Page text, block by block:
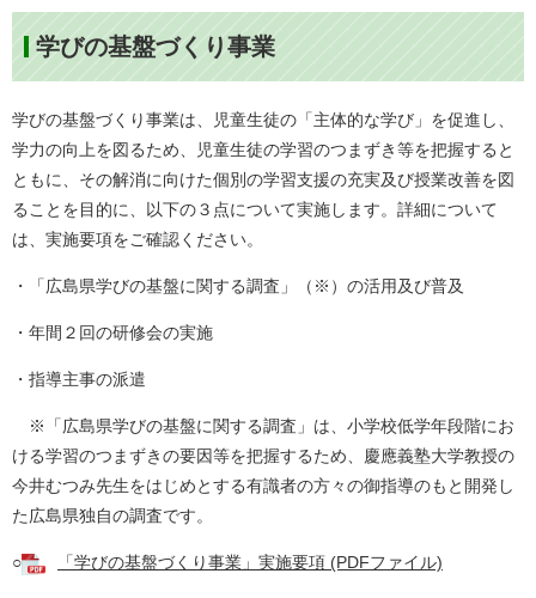
学びの基盤づくり事業
学びの基盤づくり事業は、児童生徒の「主体的な学び」を促進し、
学力の向上を図るため、児童生徒の学習のつまずき等を把握すると
ともに、その解消に向けた個別の学習支援の充実及び授業改善を図
ることを目的に、以下の３点について実施します。詳細について
は、実施要項をご確認ください。
・「広島県学びの基盤に関する調査」（※）の活用及び普及
・年間２回の研修会の実施
・指導主事の派遣
※「広島県学びの基盤に関する調査」は、小学校低学年段階にお
ける学習のつまずきの要因等を把握するため、慶應義塾大学教授の
今井むつみ先生をはじめとする有識者の方々の御指導のもと開発し
た広島県独自の調査です。
○ 「学びの基盤づくり事業」実施要項 (PDFファイル)